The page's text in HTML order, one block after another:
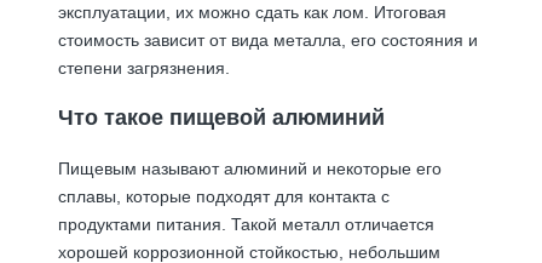
эксплуатации, их можно сдать как лом . Итоговая
стоимость зависит от вида металла, его состояния и
степени загрязнения.
Что такое пищевой алюминий
Пищевым называют алюминий и некоторые его
сплавы, которые подходят для контакта с
продуктами питания. Такой металл отличается
хорошей коррозионной стойкостью, небольшим